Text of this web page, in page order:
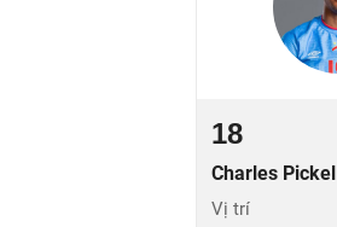
18
Charles Pickel
Vị trí